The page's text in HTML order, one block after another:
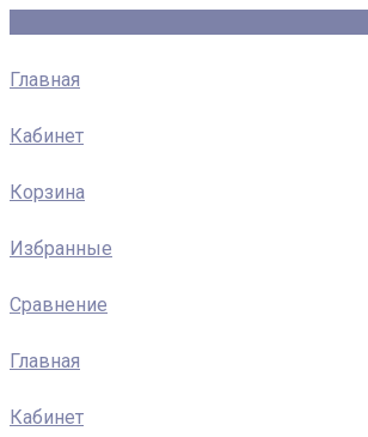
Главная
Кабинет
Корзина
Избранные
Сравнение
Главная
Кабинет